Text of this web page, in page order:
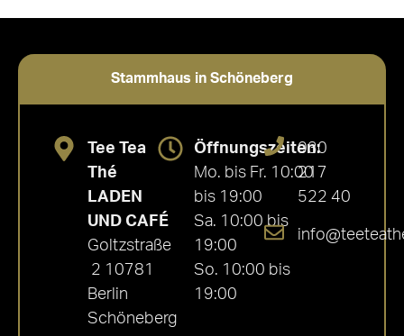
Stammhaus in Schöneberg
Tee Tea
Thé
LADEN
UND CAFÉ
Goltzstraße
2 10781
Berlin
Schöneberg
Öffnungszeiten:
Mo. bis Fr. 10:00
bis 19:00
Sa. 10:00 bis
19:00
So. 10:00 bis
19:00
030
217
522 40